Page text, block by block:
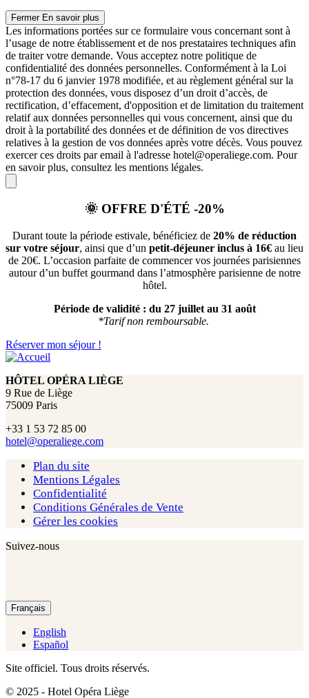
Fermer En savoir plus
Les informations portées sur ce formulaire vous concernant sont à
l’usage de notre établissement et de nos prestataires techniques afin
de traiter votre demande. Vous acceptez notre politique de
confidentialité des données personnelles. Conformément à la Loi
n°78-17 du 6 janvier 1978 modifiée, et au règlement général sur la
protection des données, vous disposez d’un droit d’accès, de
rectification, d’effacement, d'opposition et de limitation du traitement
relatif aux données personnelles qui vous concernent, ainsi que du
droit à la portabilité des données et de définition de vos directives
relatives à la gestion de vos données après votre décès. Vous pouvez
exercer ces droits par email à l'adresse hotel@operaliege.com. Pour
en savoir plus, consultez les mentions légales.
🌞 OFFRE D'ÉTÉ -20%
Durant toute la période estivale, bénéficiez de 20% de réduction
sur votre séjour, ainsi que d’un petit-déjeuner inclus à 16€ au lieu
de 20€. L’occasion parfaite de commencer vos journées parisiennes
autour d’un buffet gourmand dans l’atmosphère parisienne de notre
hôtel.
Période de validité : du 27 juillet au 31 août
*Tarif non remboursable.
Réserver mon séjour !
HÔTEL OPÉRA LIÈGE
9 Rue de Liège
75009 Paris
+33 1 53 72 85 00
hotel@operaliege.com
Plan du site
Mentions Légales
Confidentialité
Conditions Générales de Vente
Gérer les cookies
Suivez-nous
Français
English
Español
Site officiel. Tous droits réservés.
© 2025 - Hotel Opéra Liège